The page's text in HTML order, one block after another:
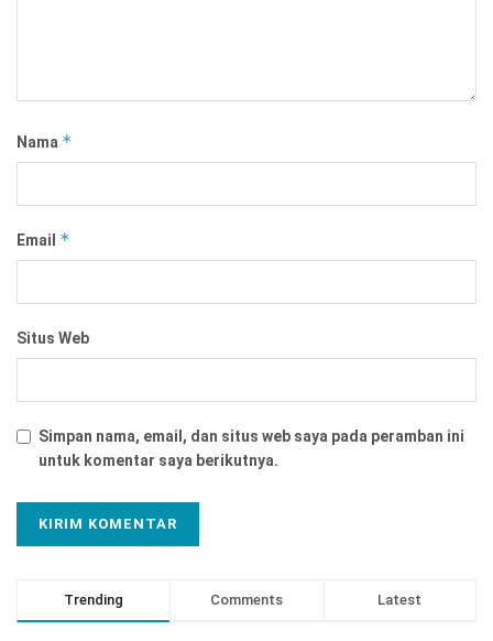
Nama *
Email *
Situs Web
Simpan nama, email, dan situs web saya pada peramban ini
untuk komentar saya berikutnya.
Trending Comments Latest